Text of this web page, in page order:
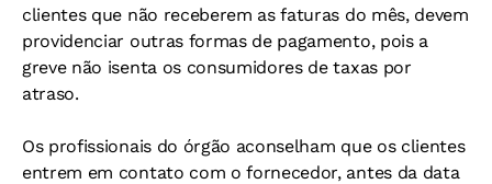
clientes que não receberem as faturas do mês, devem
providenciar outras formas de pagamento, pois a
greve não isenta os consumidores de taxas por
atraso.
Os profissionais do órgão aconselham que os clientes
entrem em contato com o fornecedor, antes da data